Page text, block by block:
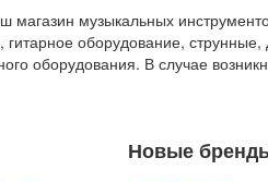
магазин музыкальных
оборудование,
оборудования. В случае
Новые